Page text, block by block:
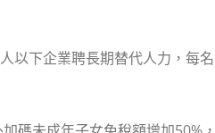
以下企業聘長期替代人力，每名